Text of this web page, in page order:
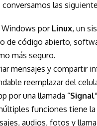
conversamos las
Windows por Linux, un
de código abierto,
más seguro.
mensajes y compartir
reemplazar del
por una llamada “Signal”
funciones tiene la
audios, fotos y